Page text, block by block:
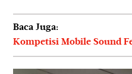
Baca Juga:
Kompetisi Mobile Sound